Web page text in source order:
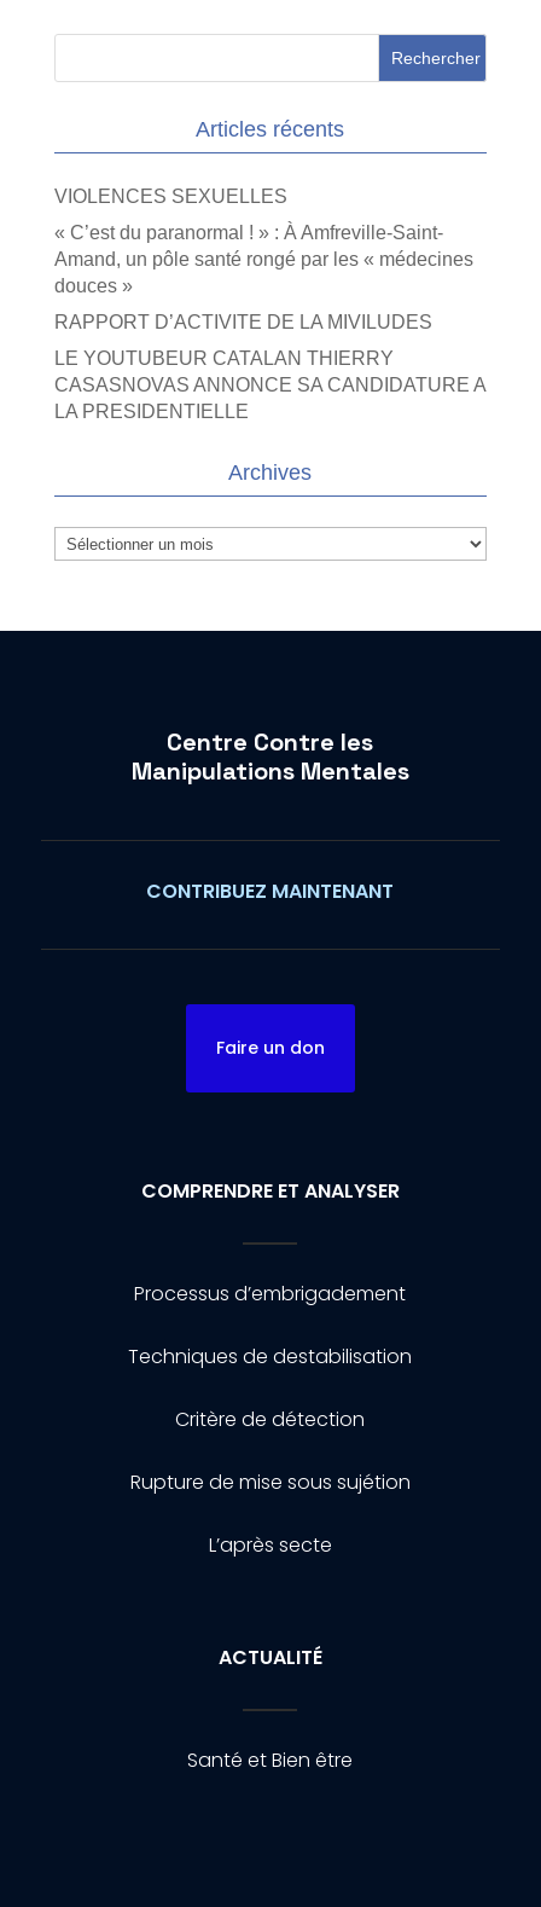
Articles récents
VIOLENCES SEXUELLES
« C’est du paranormal ! » : À Amfreville-Saint-
Amand, un pôle santé rongé par les « médecines
douces »
RAPPORT D’ACTIVITE DE LA MIVILUDES
LE YOUTUBEUR CATALAN THIERRY
CASASNOVAS ANNONCE SA CANDIDATURE A
LA PRESIDENTIELLE
Archives
Archives
Centre Contre les
Manipulations Mentales
CONTRIBUEZ MAINTENANT
Faire un don
COMPRENDRE ET ANALYSER
Processus d’embrigadement
Techniques de destabilisation
Critère de détection
Rupture de mise sous sujétion
L’après secte
ACTUALITÉ
Santé et Bien être